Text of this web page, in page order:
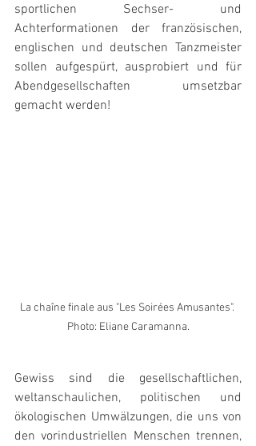
sportlichen Sechser- und
Achterformationen der französischen,
englischen und deutschen Tanzmeister
sollen aufgespürt, ausprobiert und für
Abendgesellschaften umsetzbar
gemacht werden!
La chaîne finale aus "Les Soirées Amusantes".
Photo: Eliane Caramanna.
Gewiss sind die gesellschaftlichen,
weltanschaulichen, politischen und
ökologischen Umwälzungen, die uns von
den vorindustriellen Menschen trennen,